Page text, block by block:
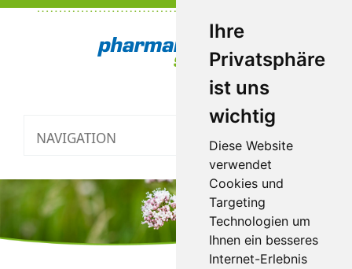
Ihre
Privatsphäre
ist uns
wichtig
Diese Website
verwendet
Cookies und
Targeting
Technologien um
Ihnen ein besseres
Internet-Erlebnis
NAVIGATION